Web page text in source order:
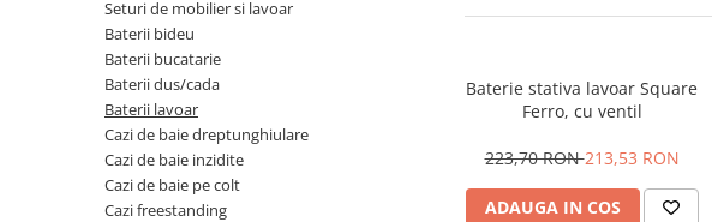
Centrale termice pe lemn
Centrale si cazane termice pe
Centrale termice electrice
Termostate
Seturi de mobilier si lavoar
Baterii bideu
Baterii bucatarie
Baterii dus/cada
Baterii lavoar
Cazi de baie dreptunghiulare
Cazi de baie inzidite
Cazi de baie pe colt
Cazi freestanding
Baterie stativa lavoar Square
Ferro, cu ventil
223,70 RON213,53 RON
ADAUGA IN COS